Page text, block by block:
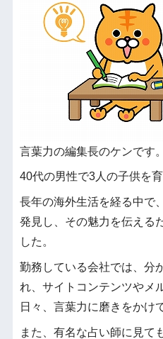
言葉力の編集長のケンです。
40代の男性で3人の子供を育
長年の海外生活を経る中で
発見し、その魅力を伝える
した。
勤務している会社では、分
れ、サイトコンテンツやメ
日々、言葉力に磨きをかけ
また、有名な占い師に見て